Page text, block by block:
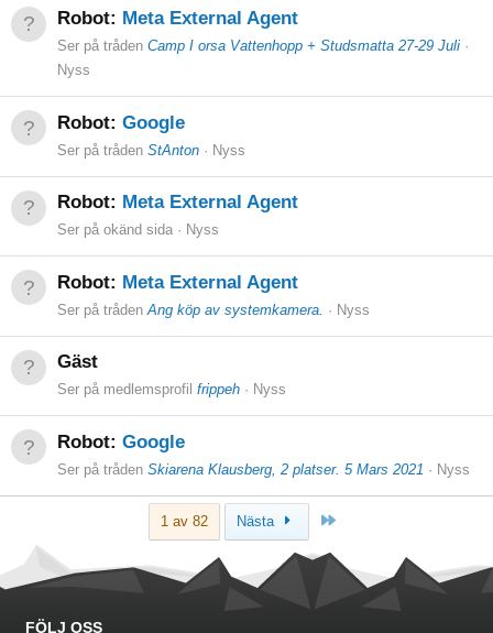
Robot: Meta External Agent
Ser på tråden Camp I orsa Vattenhopp + Studsmatta 27-29 Juli
Nyss
Robot: Google
Ser på tråden StAnton Nyss
Robot: Meta External Agent
Ser på okänd sida Nyss
Robot: Meta External Agent
Ser på tråden Ang köp av systemkamera. Nyss
Gäst
Ser på medlemsprofil frippeh Nyss
Robot: Google
Ser på tråden Skiarena Klausberg, 2 platser. 5 Mars 2021 Nyss
1 av 82 Nästa
FÖLJ OSS